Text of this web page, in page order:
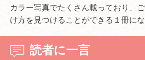
カラー写真でたくさん載っており、
け方を見つけることができる１冊にな
読者に一言